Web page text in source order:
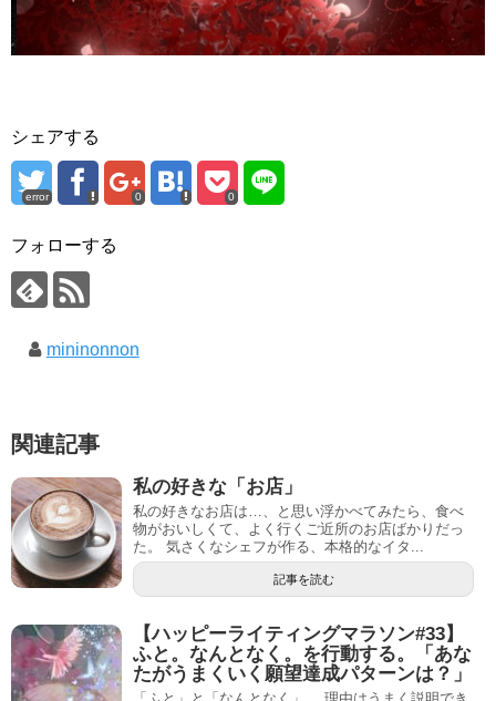
シェアする
error 0 0
フォローする
mininonnon
関連記事
私の好きな「お店」
私の好きなお店は…、と思い浮かべてみたら、食べ
物がおいしくて、よく行くご近所のお店ばかりだっ
た。 気さくなシェフが作る、本格的なイタ...
記事を読む
【ハッピーライティングマラソン#33】
ふと。なんとなく。を行動する。「あな
たがうまくいく願望達成パターンは？」